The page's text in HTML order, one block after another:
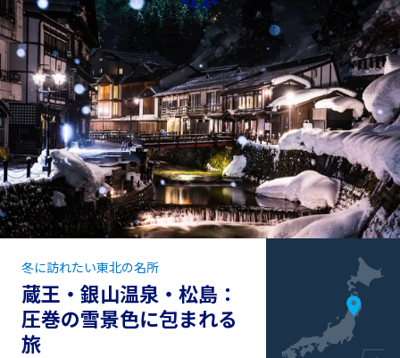
蔵王・銀山温泉・松島：
圧巻の雪景色に包まれる
旅
冬に訪れたい東北の名所